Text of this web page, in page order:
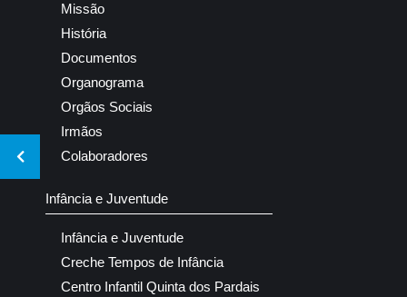
Missão
História
Documentos
Organograma
Orgãos Sociais
Irmãos
Colaboradores
Infância e Juventude
Infância e Juventude
Creche Tempos de Infância
Centro Infantil Quinta dos Pardais